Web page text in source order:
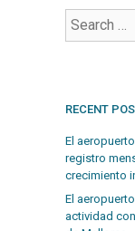
RECENT
El
registro
crecimiento
El
actividad